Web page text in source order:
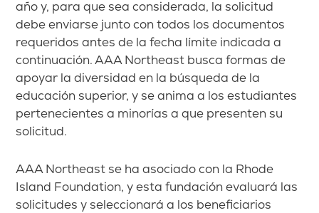
año y, para que sea considerada, la solicitud
debe enviarse junto con todos los documentos
requeridos antes de la fecha límite indicada a
continuación. AAA Northeast busca formas de
apoyar la diversidad en la búsqueda de la
educación superior, y se anima a los estudiantes
pertenecientes a minorías a que presenten su
solicitud.
AAA Northeast se ha asociado con la Rhode
Island Foundation, y esta fundación evaluará las
solicitudes y seleccionará a los beneficiarios